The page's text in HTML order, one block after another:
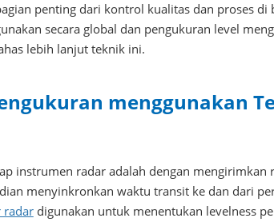
penting dari kontrol kualitas dan proses
secara global dan pengukuran level
lebih lanjut teknik ini.
menggunakan
instrumen radar adalah dengan mengirimkan
menyinkronkan waktu transit ke dan dari
radardigunakan untuk menentukan levelness